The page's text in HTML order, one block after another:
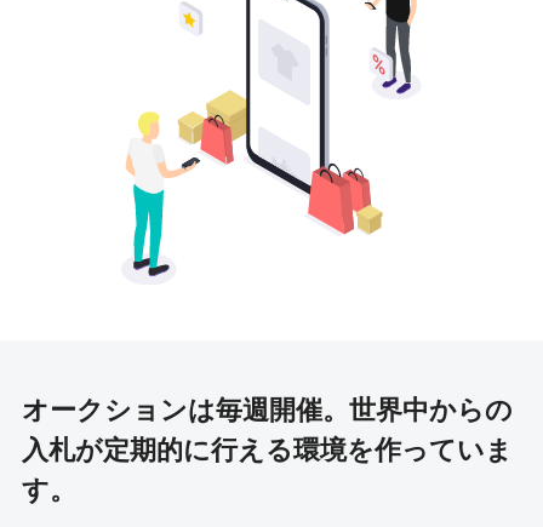
オークションは毎週開催。 世界中からの
入札が定期的に行える環境を作っていま
す。